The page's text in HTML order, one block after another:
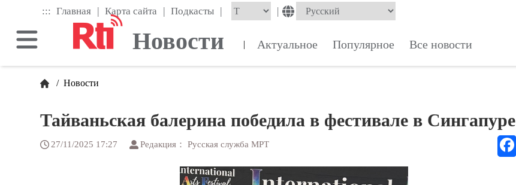
main
content
::: Главная | Карта сайта | Подкасты | |
Новости | Актуальное Популярное Все новости
/ Новости
Тайваньская балерина победила в фестивале в Сингапуре
27/11/2025 17:27 Редакция： Русская служба МРТ